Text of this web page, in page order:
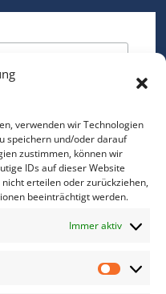
verwenden wir Technologien
speichern und/oder darauf
zustimmen, können wir
IDs auf dieser Website
erteilen oder zurückziehen,
beeinträchtigt werden.
Immer aktiv
*